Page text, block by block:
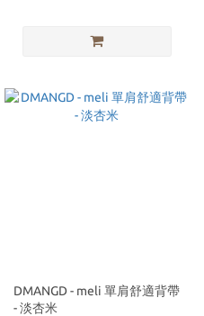
DMANGD - meli 單肩舒適背帶
- 淡杏米